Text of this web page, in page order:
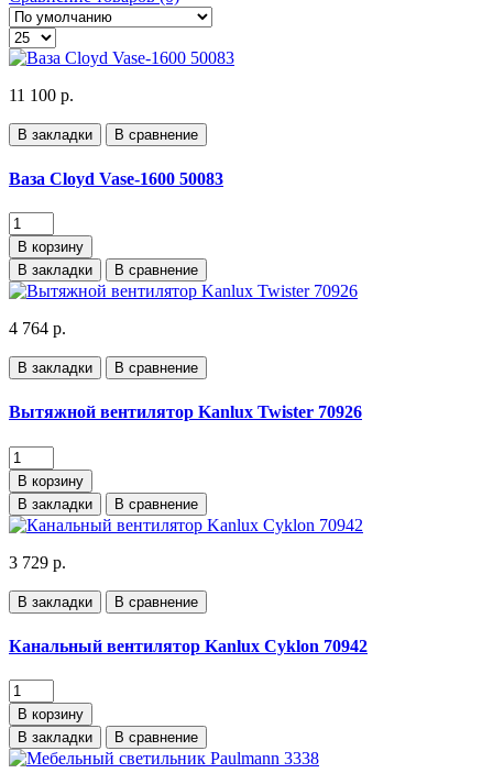
11 100 р.
В закладки В сравнение
Ваза Cloyd Vase-1600 50083
В корзину
В закладки
В сравнение
4 764 р.
В закладки В сравнение
Вытяжной вентилятор Kanlux Twister 70926
В корзину
В закладки
В сравнение
3 729 р.
В закладки В сравнение
Канальный вентилятор Kanlux Cyklon 70942
В корзину
В закладки
В сравнение